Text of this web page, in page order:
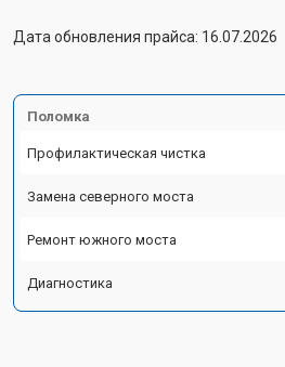
Дата обновления прайса: 16.07.2026
Поломка
Профилактическая чистка
Замена северного моста
Ремонт южного моста
Диагностика